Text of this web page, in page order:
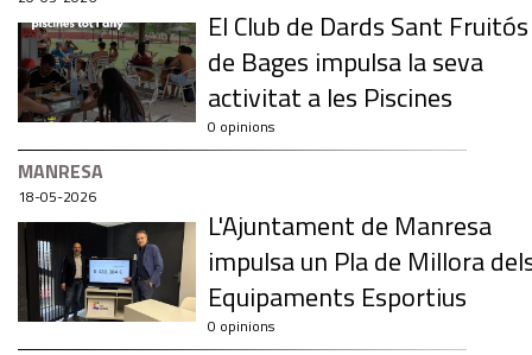
El Club de Dards Sant Fruitós
de Bages impulsa la seva
activitat a les Piscines
0 opinions
MANRESA
18-05-2026
L'Ajuntament de Manresa
impulsa un Pla de Millora
Equipaments Esportius
0 opinions